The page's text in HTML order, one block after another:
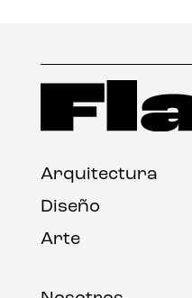
Arquitectura
Diseño
Arte